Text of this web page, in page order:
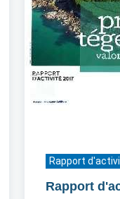
Rapport
Rapport